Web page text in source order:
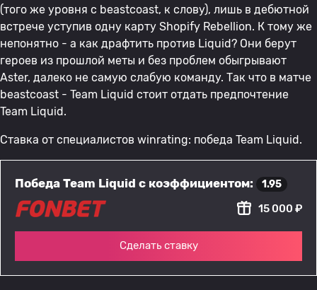
(того же уровня с beastcoast, к слову), лишь в дебютной
встрече уступив одну карту Shopify Rebellion. К тому же
непонятно - а как драфтить против Liquid? Они берут
героев из прошлой меты и без проблем обыгрывают
Aster, далеко не самую слабую команду. Так что в матче
beastcoast - Team Liquid стоит отдать предпочтение
Team Liquid.
Ставка от специалистов winrating: победа Team Liquid.
Победа Team Liquid с коэффициентом: 1.95
15 000 ₽
Сделать ставку